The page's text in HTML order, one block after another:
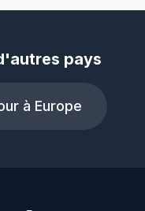
pays
à Europe